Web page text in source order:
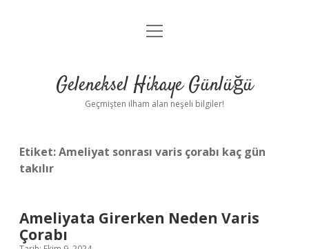
Anasayfa
Yasal Uyarı
menüyü
Geleneksel Hikaye Günlüğü
Geçmişten ilham alan neşeli bilgiler!
Etiket:Ameliyat sonrası varis çorabı kaç gün
takılır
Ameliyata Girerken Neden Varis
Çorabı